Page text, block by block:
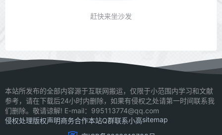
赶快来坐沙发
本站所发布的全部内容源于互联网搬运，仅限于小范围内学习和文献
参考，请在下载后24小时内删除，如果有侵权之处请第一时间联系我
们删除。敬请谅解! E-mail：995113774@qq.com
侵权处理版权声明商务合作本站Q群联系小高sitemap